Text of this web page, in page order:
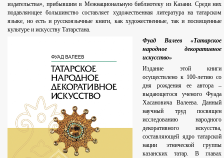
издательства», прибывшим в Межнациональную библиотеку из Казани. Среди них
подавляющее большинство составляет художественная литература на татарском
языке, но есть и русскоязычные книги, как художественные, так и посвященные
культуре и искусству Татарстана.
Фуад Валеев «Татарское
народное декоративное
искусство»
Издание этой книги
осуществлено к 100-летию со
дня рождения ее автора –
выдающегося ученого Фуада
Хасановича Валеева. Данный
научный труд посвящен
исследованию народного
декоративного искусства,
составляющей ядро татарской
нации этнической группы
казанских татар. В главах